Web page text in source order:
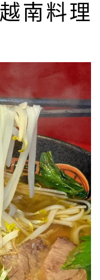
南料理